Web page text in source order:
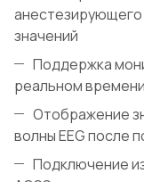
анестезирующего
значений
Поддержка
реальном времени
Отображение
волны EEG после
Подключение